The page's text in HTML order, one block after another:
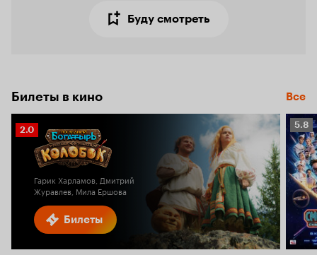
Буду смотреть
Билеты в кино Все
Билеты
Рейтинг
Кинопоиска
2.0
Гарик Харламов, Дмитрий
Журавлев, Мила Ершова
5.8
5.8